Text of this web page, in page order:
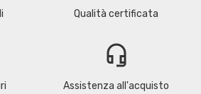
Qualità certificata
headset_mic
Assistenza all'acquisto